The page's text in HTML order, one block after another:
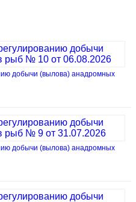
добычи (вылова) анадромных
добычи (вылова) анадромных